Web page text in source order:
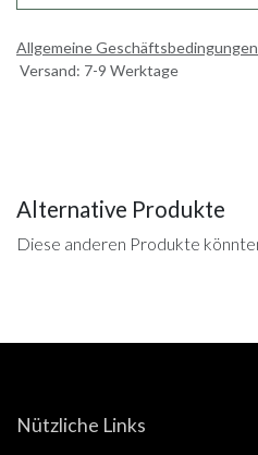
Allgemeine Geschäftsbedingungen
Versand: 7-9 Werktage
Alternative Produkte
Diese anderen Produkte
Nützliche Links